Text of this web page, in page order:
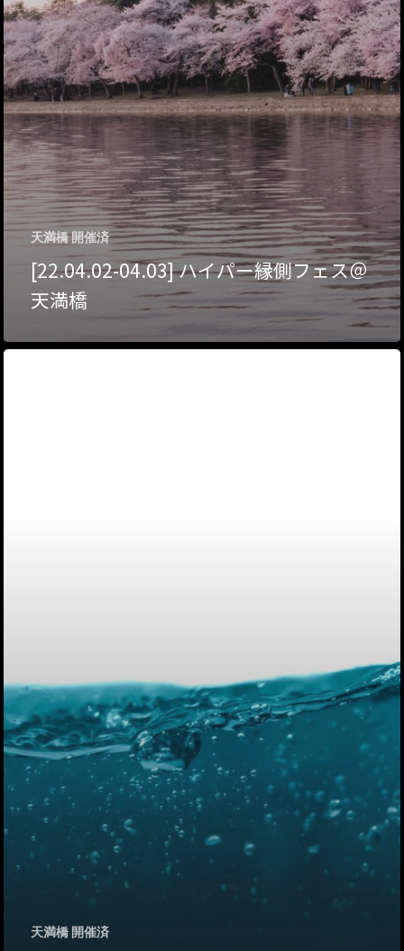
天満橋 開催済
[22.04.02-04.03] ハイパー縁側フェス＠
天満橋
天満橋 開催済
ハイパー縁側@中山
ハイパー縁側@私市
ハイパー縁側@三輪
ハイパー縁側@夢キ
ハイパー縁側@東本
ハイパー縁側@阿倍
ハイパー縁側@新京
ハイパー縁側@塩屋
コミュニティ／まちづ
ビジネス／起業／経営
医療／健康／福祉
教育／哲学
食
About Hyper Engawa
E:
info@hyper-
F: